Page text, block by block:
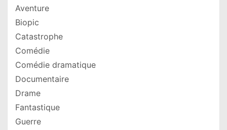
Aventure
Biopic
Catastrophe
Comédie
Comédie dramatique
Documentaire
Drame
Fantastique
Guerre